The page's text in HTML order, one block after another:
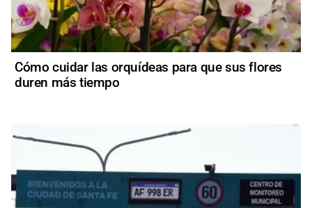
Cómo cuidar las orquídeas para que sus flores
duren más tiempo